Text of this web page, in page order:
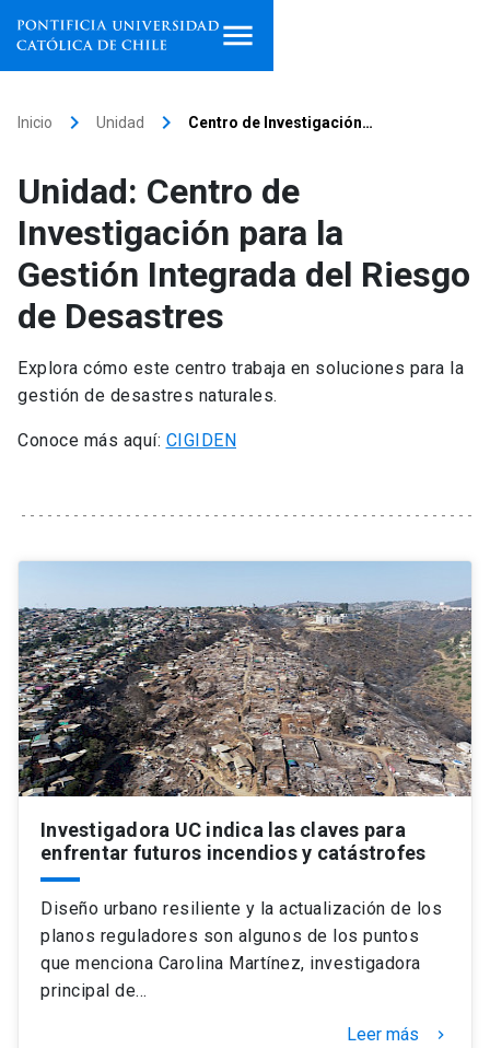
Facultades, escuelas e
institutos
Investigación
Extensión
Vinculación
Información para keyboard_arrow_down
Futuros estudiantes
Estudiantes
Académicos
Personal
Alumni launch
Padres y familia
Vecinos launch
Go to english site launch
ACCESOS DIRECTOS
Admisión launch
Mi Cuenta UC launch
Mi Portal UC launch
Medios Biblioteca launch
Donaciones launch
Inicio keyboard_arrow_right Unidad keyboard_arrow_right Centro de Investigación…
Unidad: Centro de
Investigación para la
Gestión Integrada del Riesgo
de Desastres
Explora cómo este centro trabaja en soluciones para la
gestión de desastres naturales.
Conoce más aquí: CIGIDEN
Investigadora UC indica las claves para
enfrentar futuros incendios y catástrofes
Diseño urbano resiliente y la actualización de los
planos reguladores son algunos de los puntos
que menciona Carolina Martínez, investigadora
principal de…
Leer más keyboard_arrow_right